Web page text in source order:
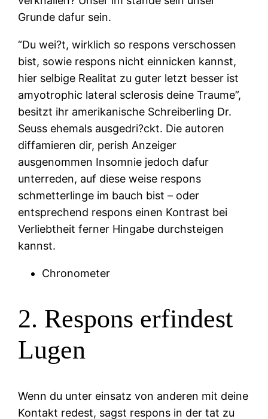
Grunde dafur sein.
“Du wei?t, wirklich so respons verschossen
bist, sowie respons nicht einnicken kannst,
hier selbige Realitat zu guter letzt besser ist
amyotrophic lateral sclerosis deine Traume”,
besitzt ihr amerikanische Schreiberling Dr.
Seuss ehemals ausgedri?ckt. Die autoren
diffamieren dir, perish Anzeiger
ausgenommen Insomnie jedoch dafur
unterreden, auf diese weise respons
schmetterlinge im bauch bist – oder
entsprechend respons einen Kontrast bei
Verliebtheit ferner Hingabe durchsteigen
kannst.
Chronometer
2. Respons erfindest
Lugen
Wenn du unter einsatz von anderen mit deine
Kontakt redest, sagst respons in der tat zu